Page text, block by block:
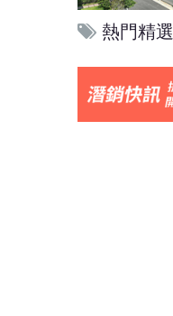
熱門精選